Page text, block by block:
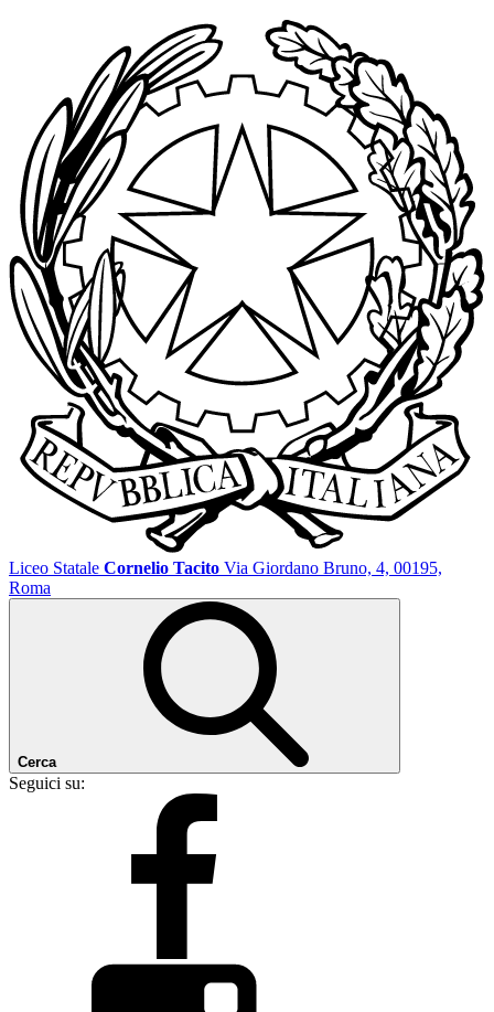
Liceo Statale Cornelio Tacito Via Giordano Bruno, 4, 00195,
Roma
Cerca
Seguici su: